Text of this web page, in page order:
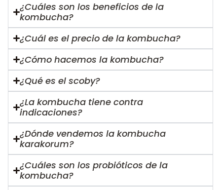
¿Cuáles son los beneficios de la
kombucha?
¿Cuál es el precio de la kombucha?
¿Cómo hacemos la kombucha?
¿Qué es el scoby?
¿La kombucha tiene contra
indicaciones?
¿Dónde vendemos la kombucha
karakorum?
¿Cuáles son los probióticos de la
kombucha?